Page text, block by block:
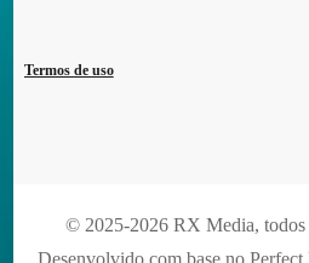
Termos de uso
© 2025-2026 RX Media, todos
Desenvolvido com base no